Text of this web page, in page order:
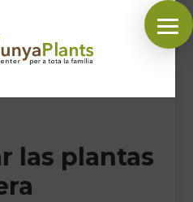
EN:
las plantas